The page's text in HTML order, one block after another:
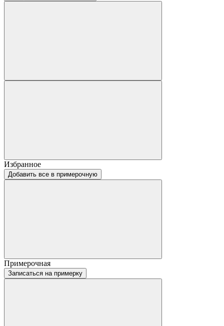
Избранное
Добавить все в примерочную
Примерочная
Записаться на примерку